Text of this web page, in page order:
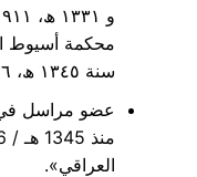
محكمة أسیوط
سنة ١٣٤٥ ھ، ١٩٢٦ م،
عضو مراسل في
العراقي».